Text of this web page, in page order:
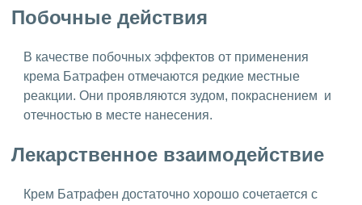
Побочные действия
В качестве побочных эффектов от применения
крема Батрафен отмечаются редкие местные
реакции. Они проявляются зудом, покраснением и
отечностью в месте нанесения.
Лекарственное взаимодействие
Крем Батрафен достаточно хорошо сочетается с